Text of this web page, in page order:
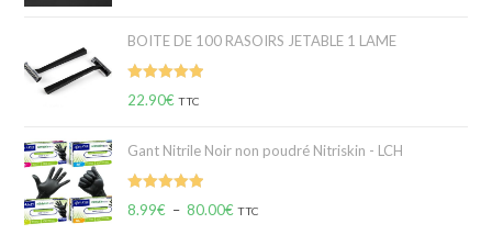
BOITE DE 100 RASOIRS JETABLE 1 LAME
Note5.00
22.90€ TTC
Gant Nitrile Noir non poudré Nitriskin - LCH
Note 5.00
8.99€ – 80.00€ TTC